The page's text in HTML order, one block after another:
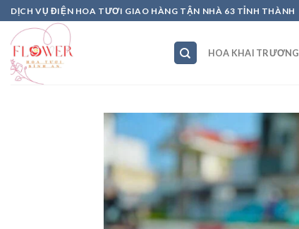
Skip
to
content
DỊCH VỤ ĐIỆN HOA TƯƠI GIAO HÀNG TẬN NHÀ 63 TỈNH THÀNH
HOA KHAI TRƯƠNG